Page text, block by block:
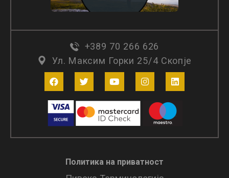
+389 70 266 626
Ул. Максим Горки 25/4 Скопје
Политика на приватност